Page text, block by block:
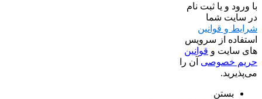
با ورود و یا ثبت نام
در سایت شما
شرایط و قوانین
استفاده از سرویس
های سایت و قوانین
حریم خصوصی آن را
می‌پذیرید.
بستن